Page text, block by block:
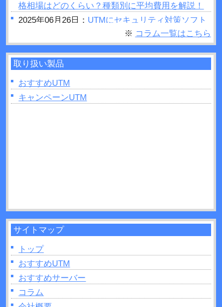
格相場はどのくらい？種類別に平均費用を解説！
2025年06月26日： UTMにセキュリティ対策ソフト
はいらない？結論：必要です
2025年06月25日：セキュリティホールとは？被害
事例や対策方法などについて解説！
2025年06月23日：UTMの設定手順は？変更方法や
費用・メンテナンスについて解説！
2025年06月11日：
※ コラム一覧はこちら
取り扱い製品
おすすめUTM
キャンペーンUTM
サイトマップ
トップ
おすすめUTM
おすすめサーバー
コラム